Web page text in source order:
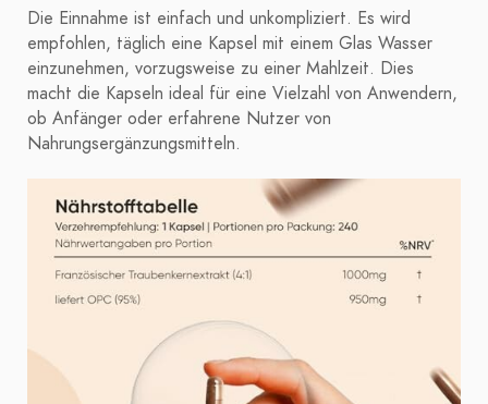
Die Einnahme ist einfach und unkompliziert. Es wird
empfohlen, täglich eine Kapsel mit einem Glas Wasser
einzunehmen, vorzugsweise zu einer Mahlzeit. Dies
macht die Kapseln ideal für eine Vielzahl von Anwendern,
ob Anfänger oder erfahrene Nutzer von
Nahrungsergänzungsmitteln.